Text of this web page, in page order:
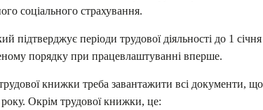
соціального страхування.
періоди трудової діяльності до 1
порядку при працевлаштуванні вперше.
книжки треба завантажити всі документи,
Окрім трудової книжки, це: